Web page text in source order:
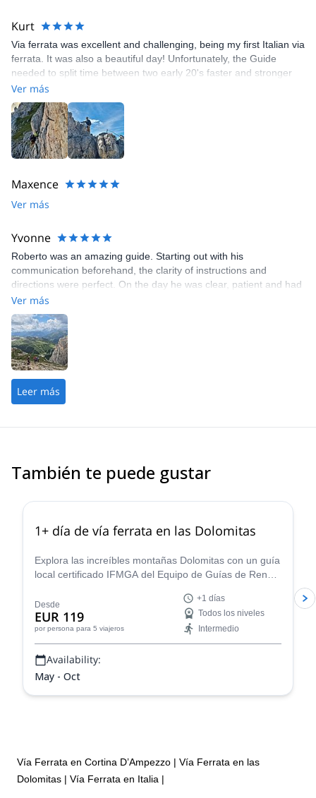
as being a grand introduction to the beautiful and historic
environment of Passo Falzarego. Thanks Patrick!
Kurt
Via ferrata was excellent and challenging, being my first Italian via
ferrata. It was also a beautiful day! Unfortunately, the Guide
needed to split time between two early 20's faster and stronger
climbers and myself, a mid-60's active hiker, but slower on the
vertical sections.
Ver más
Maxence
Ver más
Yvonne
Roberto was an amazing guide. Starting out with his
communication beforehand, the clarity of instructions and
directions were perfect. On the day he was clear, patient and had
a great attitude that was encouraging and I would highly
recommend him.
Ver más
Leer más
También te puede gustar
1+ día de vía ferrata en las Dolomitas
Explora las increíbles montañas Dolomitas con un guía
local certificado IFMGA del Equipo de Guías de Renato
Desde
EUR 119
por persona para 5 viajeros
+1 días
Todos los niveles
Intermedio
Availability:
May - Oct
Vía Ferrata en Cortina D’Ampezzo | Vía Ferrata en las
Dolomitas | Vía Ferrata en Italia |